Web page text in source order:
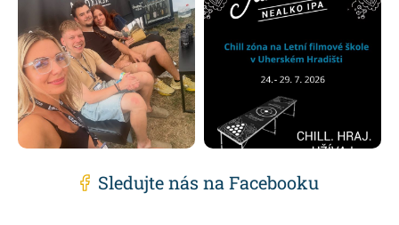
Sledujte nás na Facebooku